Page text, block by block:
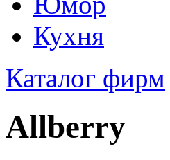
Кухня
Каталог фирм
Allberry